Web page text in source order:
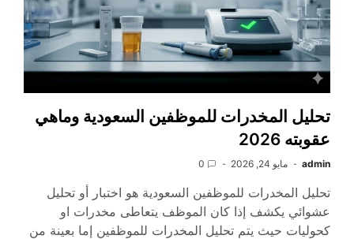
تحليل المخدرات للموظفين السعودية وماهي
عقوبته 2026
admin مايو 24, 2026 0
تحليل المخدرات للموظفين السعودية هو اختبار أو تحليل
عشوائي يكشف إذا كان الموظف يتعاطى مخدرات او
كحوليات حيث يتم تحليل المخدرات للموظفين إما بعينة من